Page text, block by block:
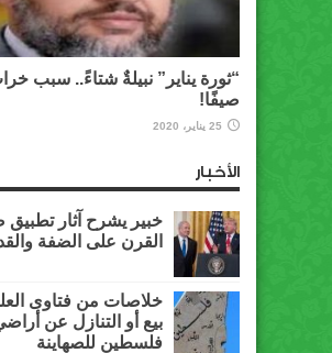
“ثورة يناير” نبيلةٌ شتاءً.. سبب
صيفًا!
25 يناير، 2020
الأخبار
خبير يشرح آثار
القرن على الضفة
خلاصات من فتاوى
بيع أو التنازل عن
فلسطين للصهاينة